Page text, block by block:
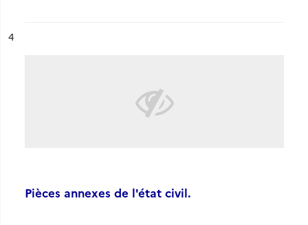
n°
4
Pièces annexes de l'état civil.